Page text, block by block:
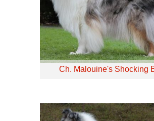
Ch. Malouine's Shocking